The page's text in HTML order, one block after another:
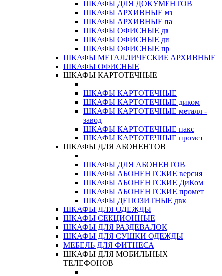
ШКАФЫ ДЛЯ ДОКУМЕНТОВ
ШКАФЫ АРХИВНЫЕ мз
ШКАФЫ АРХИВНЫЕ па
ШКАФЫ ОФИСНЫЕ дв
ШКАФЫ ОФИСНЫЕ ди
ШКАФЫ ОФИСНЫЕ пр
ШКАФЫ МЕТАЛЛИЧЕСКИЕ АРХИВНЫЕ
ШКАФЫ ОФИСНЫЕ
ШКАФЫ КАРТОТЕЧНЫЕ
ШКАФЫ КАРТОТЕЧНЫЕ
ШКАФЫ КАРТОТЕЧНЫЕ диком
ШКАФЫ КАРТОТЕЧНЫЕ металл -
завод
ШКАФЫ КАРТОТЕЧНЫЕ пакс
ШКАФЫ КАРТОТЕЧНЫЕ промет
ШКАФЫ ДЛЯ АБОНЕНТОВ
ШКАФЫ ДЛЯ АБОНЕНТОВ
ШКАФЫ АБОНЕНТСКИЕ версия
ШКАФЫ АБОНЕНТСКИЕ ДиКом
ШКАФЫ АБОНЕНТСКИЕ промет
ШКАФЫ ДЕПОЗИТНЫЕ двк
ШКАФЫ ДЛЯ ОДЕЖДЫ
ШКАФЫ СЕКЦИОННЫЕ
ШКАФЫ ДЛЯ РАЗДЕВАЛОК
ШКАФЫ ДЛЯ СУШКИ ОДЕЖДЫ
МЕБЕЛЬ ДЛЯ ФИТНЕСА
ШКАФЫ ДЛЯ МОБИЛЬНЫХ
ТЕЛЕФОНОВ